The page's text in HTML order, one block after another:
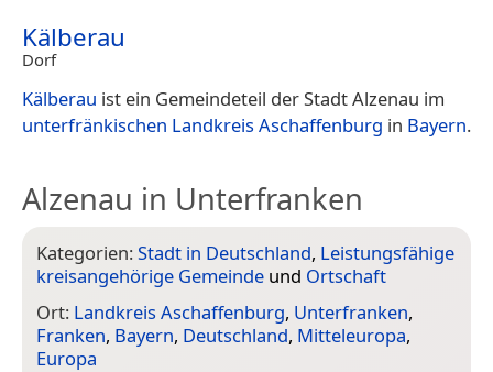
Kälberau
Dorf
Kälberau ist ein Gemeindeteil der Stadt Alzenau im
unterfränkischen Landkreis Aschaffenburg in Bayern.
Alzenau in Unterfranken
Kategorien:Stadt in Deutschland, Leistungsfähige
kreisangehörige Gemeinde und Ortschaft
Ort: Landkreis Aschaffenburg, Unterfranken,
Franken, Bayern, Deutschland, Mitteleuropa,
Europa